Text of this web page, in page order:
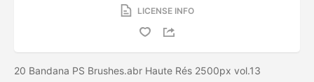
LICENSE INFO
20 Bandana PS Brushes.abr Haute Rés 2500px vol.13